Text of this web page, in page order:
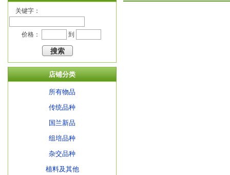
关键字：
价格： 到
店铺分类
所有物品
传统品种
国兰新品
组培品种
杂交品种
植料及其他